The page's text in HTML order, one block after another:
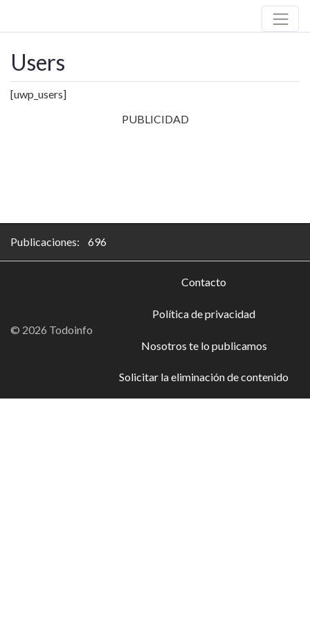
Users
[uwp_users]
PUBLICIDAD
Publicaciones: 696
© 2026 Todoinfo
Contacto
Política de privacidad
Nosotros te lo publicamos
Solicitar la eliminación de contenido